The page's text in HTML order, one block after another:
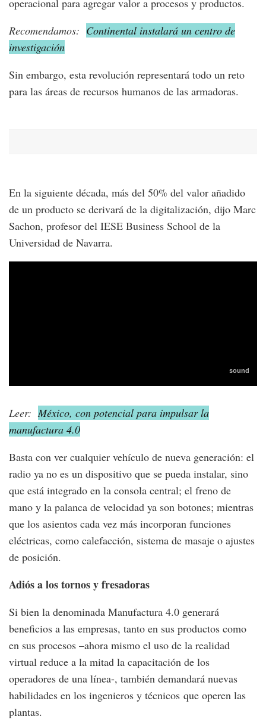
Recomendamos: Continental instalará un centro de
investigación
Sin embargo, esta revolución representará todo un reto
para las áreas de recursos humanos de las armadoras.
En la siguiente década, más del 50% del valor añadido
de un producto se derivará de la digitalización, dijo Marc
Sachon, profesor del IESE Business School de la
Universidad de Navarra.
Leer: México, con potencial para impulsar la
manufactura 4.0
Basta con ver cualquier vehículo de nueva generación: el
radio ya no es un dispositivo que se pueda instalar, sino
que está integrado en la consola central; el freno de
mano y la palanca de velocidad ya son botones; mientras
que los asientos cada vez más incorporan funciones
eléctricas, como calefacción, sistema de masaje o ajustes
de posición.
Adiós a los tornos y fresadoras
Si bien la denominada Manufactura 4.0 generará
beneficios a las empresas, tanto en sus productos como
en sus procesos –ahora mismo el uso de la realidad
virtual reduce a la mitad la capacitación de los
operadores de una línea-, también demandará nuevas
habilidades en los ingenieros y técnicos que operen las
plantas.